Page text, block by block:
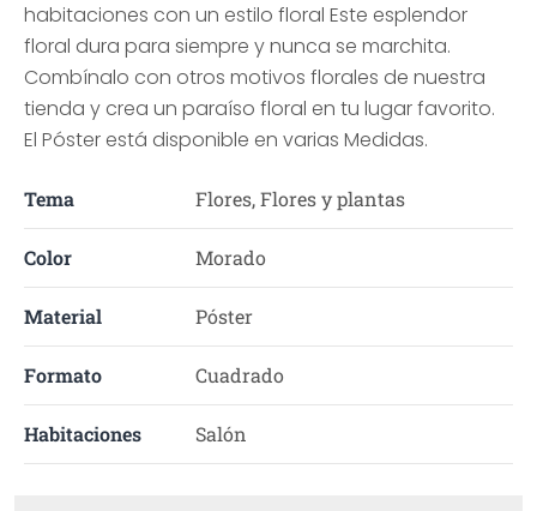
habitaciones con un estilo floral Este esplendor
floral dura para siempre y nunca se marchita.
Combínalo con otros motivos florales de nuestra
tienda y crea un paraíso floral en tu lugar favorito.
El Póster está disponible en varias Medidas.
Tema Flores, Flores y plantas
Color Morado
Material Póster
Formato Cuadrado
Habitaciones Salón